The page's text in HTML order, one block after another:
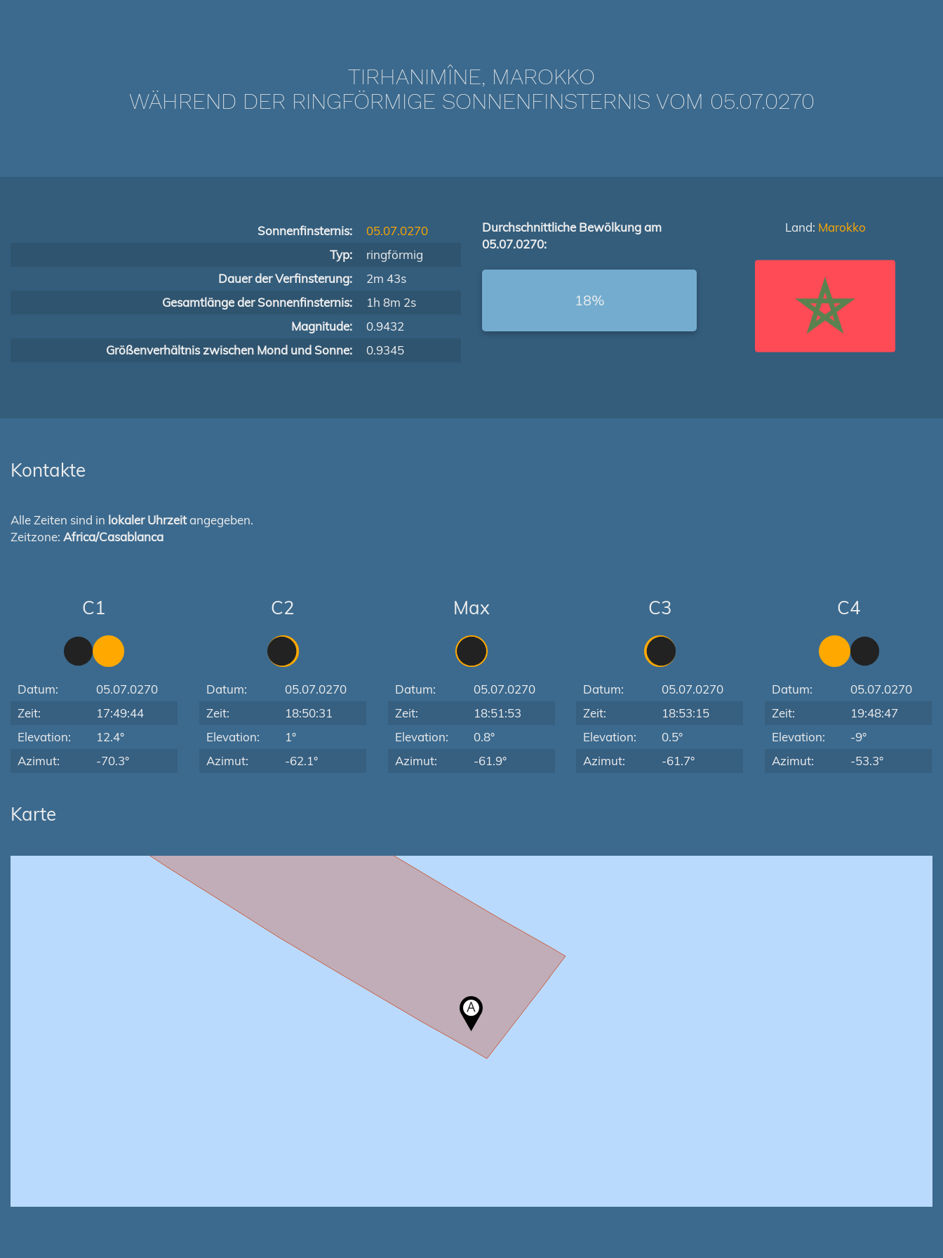
TIRHANIMÎNE, MAROKKO
WÄHREND DER RINGFÖRMIGE SONNENFINSTERNIS VOM 05.07.0270
Sonnenfinsternis:
05.07.0270
Typ:
ringförmig
Dauer der Verfinsterung:
2m 43s
Gesamtlänge der Sonnenfinsternis:
1h 8m 2s
Magnitude:
0.9432
Größenverhältnis zwischen Mond und Sonne:
0.9345
Durchschnittliche Bewölkung am
05.07.0270:
18%
Land: Marokko
Kontakte
Alle Zeiten sind in lokaler Uhrzeitangegeben.
Zeitzone: Africa/Casablanca
C1
Datum:
05.07.0270
Zeit:
17:49:44
Elevation:
12.4°
Azimut:
-70.3°
C2
Datum:
05.07.0270
Zeit:
18:50:31
Elevation:
1°
Azimut:
-62.1°
Max
Datum:
05.07.0270
Zeit:
18:51:53
Elevation:
0.8°
Azimut:
-61.9°
C3
Datum:
05.07.0270
Zeit:
18:53:15
Elevation:
0.5°
Azimut:
-61.7°
C4
Datum:
05.07.0270
Zeit:
19:48:47
Elevation:
-9°
Azimut:
-53.3°
Karte